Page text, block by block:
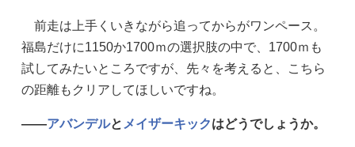
前走は上手くいきながら追ってからがワンペース。
福島だけに1150か1700ｍの選択肢の中で、1700ｍも
試してみたいところですが、先々を考えると、こちら
の距離もクリアしてほしいですね。
——アバンデルと メイザーキックはどうでしょうか。